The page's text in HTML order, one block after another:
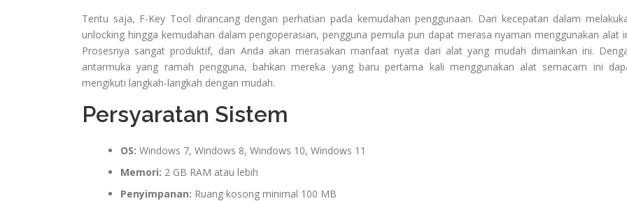
Tentu saja, F-Key Tool dirancang dengan perhatian pada kemudahan penggunaan. Dari kecepatan dalam
unlocking hingga kemudahan dalam pengoperasian, pengguna pemula pun dapat merasa nyaman menggunakan alat
Prosesnya sangat produktif, dan Anda akan merasakan manfaat nyata dari alat yang mudah dimainkan ini.
antarmuka yang ramah pengguna, bahkan mereka yang baru pertama kali menggunakan alat semacam ini
mengikuti langkah-langkah dengan mudah.
Persyaratan Sistem
OS: Windows 7, Windows 8, Windows 10, Windows 11
Memori: 2 GB RAM atau lebih
Penyimpanan: Ruang kosong minimal 100 MB